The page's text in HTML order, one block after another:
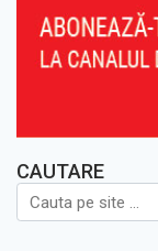
CAUTARE